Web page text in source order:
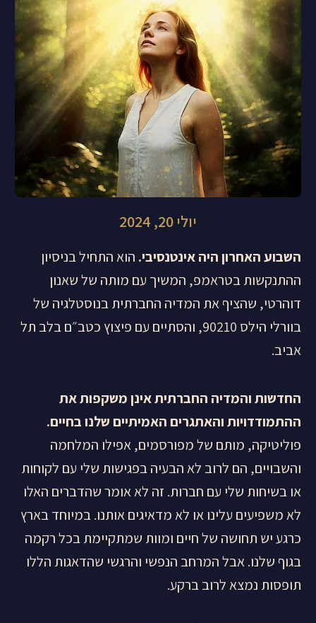
יולי 20, 2024
השבוע האחרון היה אינטנסיבי. הוא התחיל בניסיון
ההתנקשות בטראמפ, המשיך עם מותה של שאנון
דוהרטי, שהציף את המדיה החברתית בנוסטלגיה של
בוורלי הילס 90210, והסתיים עם פיצוץ כטב״ם בלב תל
אביב.
החדשות והמדיה החברתית אינן משקפות את
ההתמודדויות והאתגרים האמיתיים שלנו בחיים.
פוליטיקה, מותם של מפורסמים, אפילו המלחמה
והשבויים, הם לרוב לא הבעיה בפגישות שלי עם לקוחות
או בשיחות שלי עם חברות. זה לא אומר שהדברים האלו
לא משפיעים עלינו או לא מדאיגים אותנו. במיוחד בארץ
כרגע יש תחושה של חיים ומוות שמתקיימת בכל רקמה
בגוף שלנו. אבל המרחב הנפשי והרגשי שהדאגות הללו
תופסות נמצא לרוב ברקע.